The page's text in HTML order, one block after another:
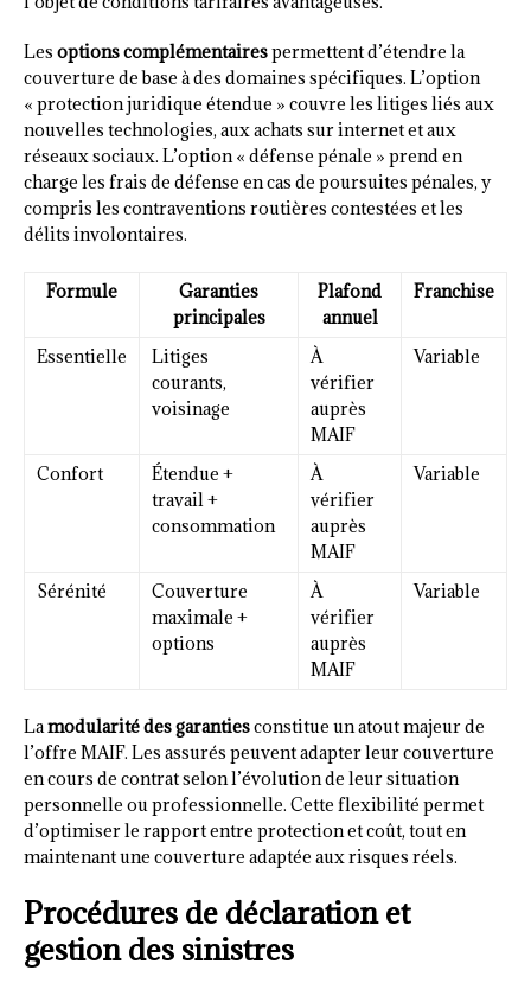
Les options complémentairespermettent d’étendre la
couverture de base à des domaines spécifiques. L’option
« protection juridique étendue » couvre les litiges liés aux
nouvelles technologies, aux achats sur internet et aux
réseaux sociaux. L’option « défense pénale » prend en
charge les frais de défense en cas de poursuites pénales, y
compris les contraventions routières contestées et les
délits involontaires.
Formule
Garanties
principales
Plafond
annuel
Franchise
Essentielle
Litiges
courants,
voisinage
À
vérifier
auprès
MAIF
Variable
Confort
Étendue +
travail +
consommation
À
vérifier
auprès
MAIF
Variable
Sérénité
Couverture
maximale +
options
À
vérifier
auprès
MAIF
Variable
Lamodularité des garantiesconstitue un atout majeur de
l’offre MAIF. Les assurés peuvent adapter leur couverture
en cours de contrat selon l’évolution de leur situation
personnelle ou professionnelle. Cette flexibilité permet
d’optimiser le rapport entre protection et coût, tout en
maintenant une couverture adaptée aux risques réels.
Procédures de déclaration et
gestion des sinistres